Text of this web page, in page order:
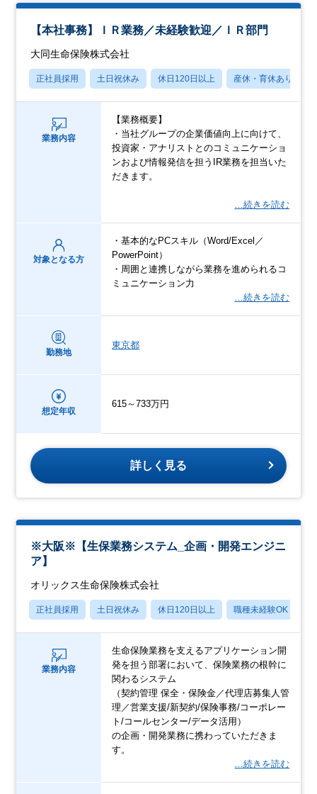
【本社事務】ＩＲ業務／未経験歓迎／ＩＲ部門
大同生命保険株式会社
正社員採用 土日祝休み 休日120日以上 産休・育休あり
業務内容
【業務概要】
・当社グループの企業価値向上に向けて、
投資家・アナリストとのコミュニケーショ
ンおよび情報発信を担うIR業務を担当いた
だきます。
…続きを読む
対象となる方
・基本的なPCスキル（Word/Excel／
PowerPoint）
・周囲と連携しながら業務を進められるコ
ミュニケーション力
…続きを読む
勤務地
東京都
想定年収
615～733万円
詳しく見る
※大阪※【生保業務システム_企画・開発エンジニ
ア】
オリックス生命保険株式会社
正社員採用 土日祝休み 休日120日以上 職種未経験OK
業務内容
生命保険業務を支えるアプリケーション開
発を担う部署において、保険業務の根幹に
関わるシステム
（契約管理 保全・保険金／代理店募集人管
理／営業支援/新契約/保険事務/コーポレー
ト/コールセンター/データ活用）
の企画・開発業務に携わっていただきま
す。
…続きを読む